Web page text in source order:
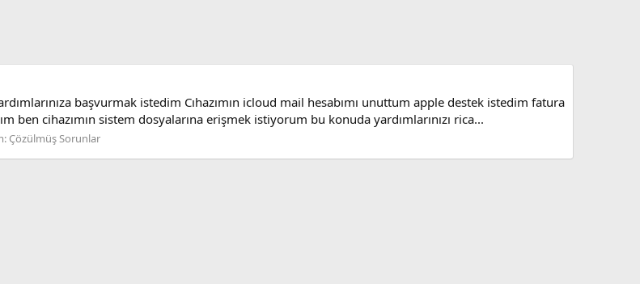
başvurmak istedim Cıhazımın icloud mail hesabımı unuttum apple destek istedim fatura
cihazımın sistem dosyalarına erişmek istiyorum bu konuda yardımlarınızı rica...
Çözülmüş Sorunlar